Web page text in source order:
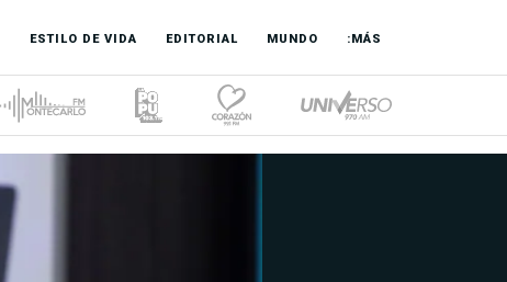
ESTILO DE VIDA EDITORIAL MUNDO :MÁS